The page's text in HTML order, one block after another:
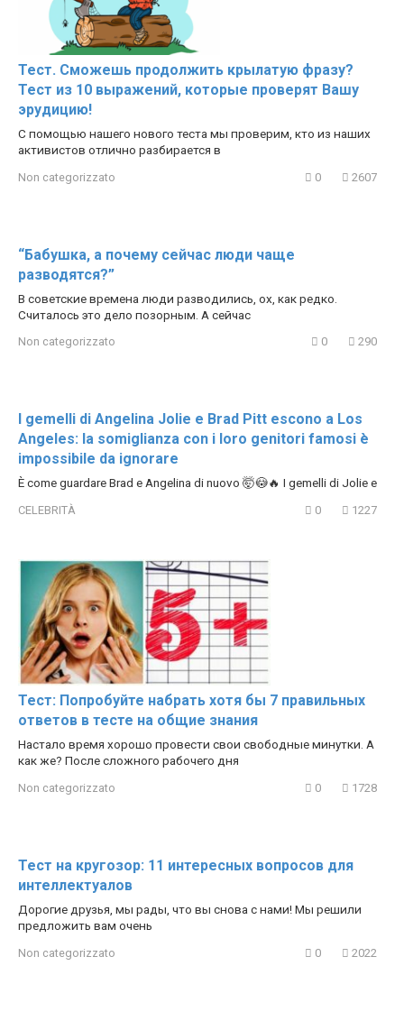
Тест. Сможешь продолжить крылатую фразу?
Тест из 10 выражений, которые проверят Вашу
эрудицию!
С помощью нашего нового теста мы проверим, кто из наших
активистов отлично разбирается в
Non categorizzato 0 2607
“Бабушка, а почему сейчас люди чаще
разводятся?”
В советские времена люди разводились, ох, как редко.
Считалось это дело позорным. А сейчас
Non categorizzato 0 290
I gemelli di Angelina Jolie e Brad Pitt escono a Los
Angeles: la somiglianza con i loro genitori famosi è
impossibile da ignorare
È come guardare Brad e Angelina di nuovo 🤯😳🔥 I gemelli di Jolie e
CELEBRITÀ 0 1227
Тест: Попробуйте набрать хотя бы 7 правильных
ответов в тесте на общие знания
Настало время хорошо провести свои свободные минутки. А
как же? После сложного рабочего дня
Non categorizzato 0 1728
Тест на кругозор: 11 интересных вопросов для
интеллектуалов
Дорогие друзья, мы рады, что вы снова с нами! Мы решили
предложить вам очень
Non categorizzato 0 2022